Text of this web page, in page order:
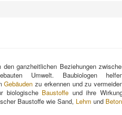
ganzheitlichen Beziehungen
Umwelt. Baubiologen
Gebäuden zu erkennen und zu
biologische Baustoffe und ihre
Baustoffe wie Sand, Lehm und Beton